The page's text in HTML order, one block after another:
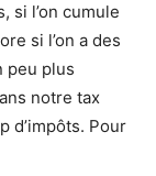
si l’on cumule
si l’on a des
peu plus
notre tax
d’impôts. Pour